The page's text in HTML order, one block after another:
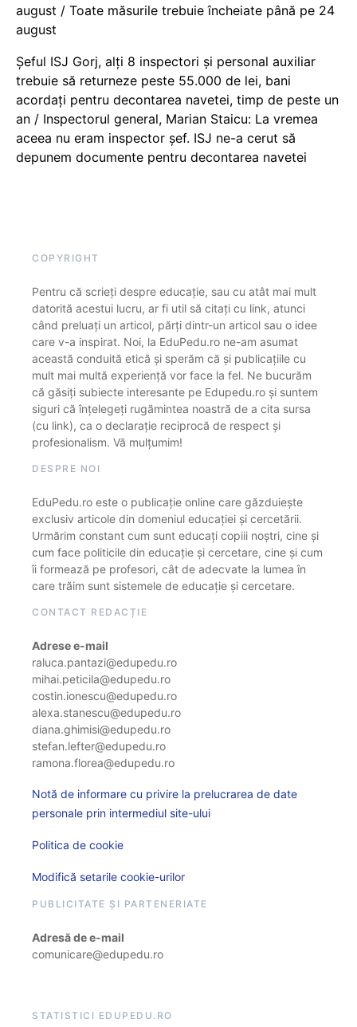
august / Toate măsurile trebuie încheiate până pe 24
august
Șeful ISJ Gorj, alți 8 inspectori și personal auxiliar
trebuie să returneze peste 55.000 de lei, bani
acordați pentru decontarea navetei, timp de peste un
an / Inspectorul general, Marian Staicu: La vremea
aceea nu eram inspector șef. ISJ ne-a cerut să
depunem documente pentru decontarea navetei
COPYRIGHT
Pentru că scrieți despre educație, sau cu atât mai mult
datorită acestui lucru, ar fi util să citați cu link, atunci
când preluați un articol, părți dintr-un articol sau o idee
care v-a inspirat. Noi, la EduPedu.ro ne-am asumat
această conduită etică și sperăm că și publicațiile cu
mult mai multă experiență vor face la fel. Ne bucurăm
că găsiți subiecte interesante pe Edupedu.ro și suntem
siguri că înțelegeți rugămintea noastră de a cita sursa
(cu link), ca o declarație reciprocă de respect și
profesionalism. Vă mulțumim!
DESPRE NOI
EduPedu.ro este o publicație online care găzduiește
exclusiv articole din domeniul educației și cercetării.
Urmărim constant cum sunt educați copiii noștri, cine și
cum face politicile din educație și cercetare, cine și cum
îi formează pe profesori, cât de adecvate la lumea în
care trăim sunt sistemele de educație și cercetare.
CONTACT REDACȚIE
Adrese e-mail
raluca.pantazi@edupedu.ro
mihai.peticila@edupedu.ro
costin.ionescu@edupedu.ro
alexa.stanescu@edupedu.ro
diana.ghimisi@edupedu.ro
stefan.lefter@edupedu.ro
ramona.florea@edupedu.ro
Notă de informare cu privire la prelucrarea de date
personale prin intermediul site-ului
Politica de cookie
Modifică setarile cookie-urilor
PUBLICITATE ȘI PARTENERIATE
Adresă de e-mail
comunicare@edupedu.ro
STATISTICI EDUPEDU.RO